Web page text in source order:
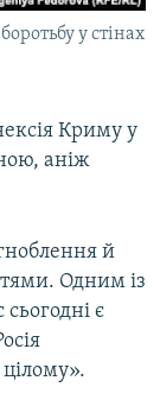
у стінах
Криму у
аніж
й
Одним із
є